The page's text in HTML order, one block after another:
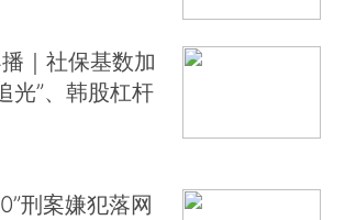
｜社保基数加
光”、韩股杠杆
刑案嫌犯落网